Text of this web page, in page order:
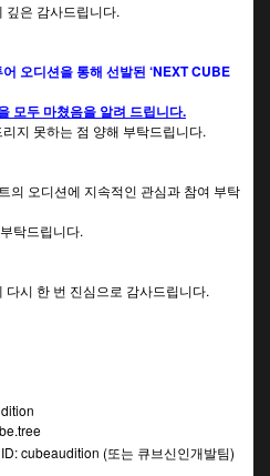
깊은 감사드립니다.
오디션을 통해 선발된 ‘NEXT CUBE
모두 마쳤음을 알려 드립니다.
지 못하는 점 양해 부탁드립니다.
의 오디션에 지속적인 관심과 참여 부탁
탁드립니다.
시 한 번 진심으로 감사드립니다.
cubeaudition (또는 큐브신인개발팀)